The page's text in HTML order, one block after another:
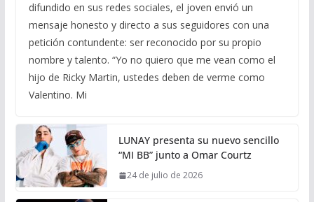
difundido en sus redes sociales, el joven envió un
mensaje honesto y directo a sus seguidores con una
petición contundente: ser reconocido por su propio
nombre y talento. “Yo no quiero que me vean como el
hijo de Ricky Martin, ustedes deben de verme como
Valentino. Mi
LUNAY presenta su nuevo sencillo
“MI BB” junto a Omar Courtz
24 de julio de 2026